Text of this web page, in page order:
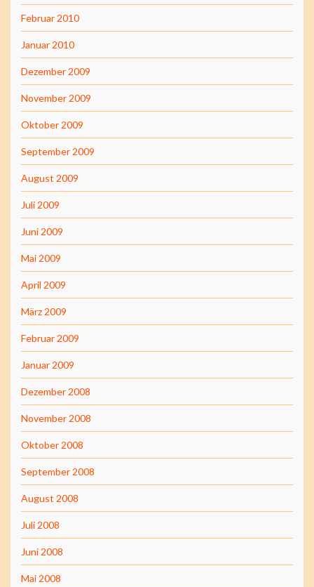
Februar 2010
Januar 2010
Dezember 2009
November 2009
Oktober 2009
September 2009
August 2009
Juli 2009
Juni 2009
Mai 2009
April 2009
März 2009
Februar 2009
Januar 2009
Dezember 2008
November 2008
Oktober 2008
September 2008
August 2008
Juli 2008
Juni 2008
Mai 2008